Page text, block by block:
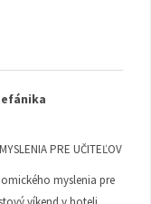
PRE UČITEĽOV
myslenia pre